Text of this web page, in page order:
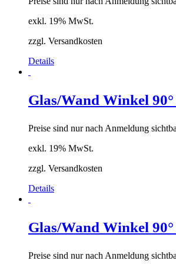
exkl. 19% MwSt.
zzgl. Versandkosten
Details
Glas/Wand Winkel
Preise sind nur nach Anmeldung
exkl. 19% MwSt.
zzgl. Versandkosten
Details
Glas/Wand Winkel
Preise sind nur nach Anmeldung